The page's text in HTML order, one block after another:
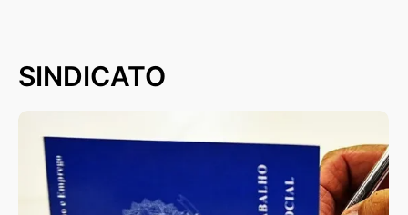
SINDICATO